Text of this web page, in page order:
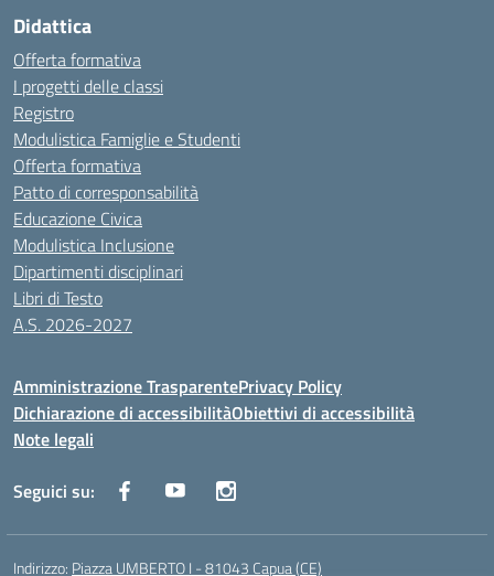
Didattica
Offerta formativa
I progetti delle classi
Registro
Modulistica Famiglie e Studenti
Offerta formativa
Patto di corresponsabilità
Educazione Civica
Modulistica Inclusione
Dipartimenti disciplinari
Libri di Testo
A.S. 2026-2027
Amministrazione TrasparentePrivacy Policy
Dichiarazione di accessibilitàObiettivi di accessibilità
Note legali
Seguici su:
Indirizzo: Piazza UMBERTO I - 81043 Capua (CE)